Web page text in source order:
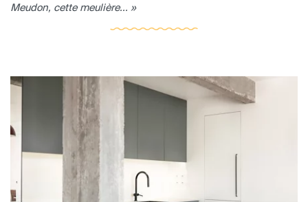
Meudon, cette meulière... »